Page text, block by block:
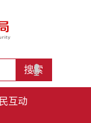
互动